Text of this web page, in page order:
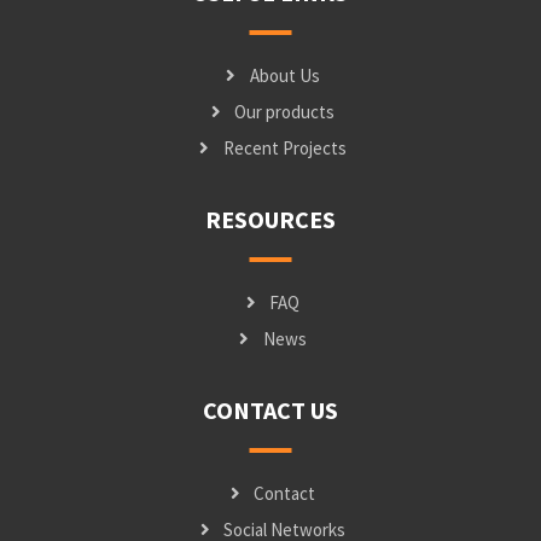
About Us
Our products
Recent Projects
RESOURCES
FAQ
News
CONTACT US
Contact
Social Networks